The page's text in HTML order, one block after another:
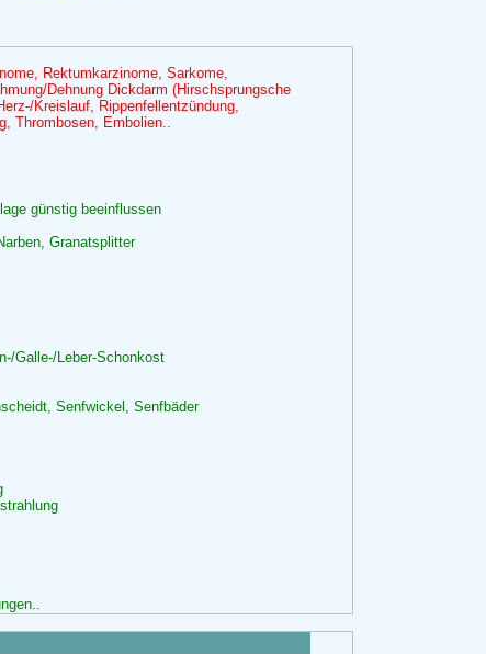
Rektumkarzinome, Sarkome,
Dehnung Dickdarm (Hirschsprungsche
Kreislauf, Rippenfellentzündung,
Thrombosen, Embolien..
günstig beeinflussen
Granatsplitter
Galle-/Leber-Schonkost
Senfwickel, Senfbäder